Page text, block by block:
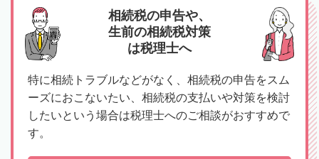
相続税の申告や、
生前の相続税対策
は税理士へ
特に相続トラブルなどがなく、相続税の申告をスム
ーズにおこないたい、相続税の支払いや対策を検討
したいという場合は税理士へのご相談がおすすめで
す。